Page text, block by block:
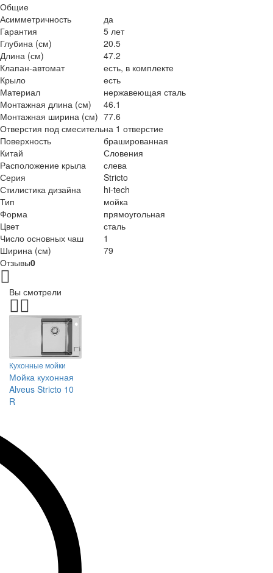
Общие
Асимметричность
да
Гарантия
5 лет
Глубина (см)
20.5
Длина (см)
47.2
Клапан-автомат
есть, в комплекте
Крыло
есть
Материал
нержавеющая сталь
Монтажная длина (см)
46.1
Монтажная ширина (см) 77.6
Отверстия под смесительна 1 отверстие
Поверхность
брашированная
Китай
Словения
Расположение крыла
слева
Серия
Stricto
Стилистика дизайна
hi-tech
Тип
мойка
Форма
прямоугольная
Цвет
сталь
Число основных чаш
1
Ширина (см)
79
Отзывы0
Вы смотрели
Кухонные мойки
Мойка кухонная
Alveus Stricto 10
R